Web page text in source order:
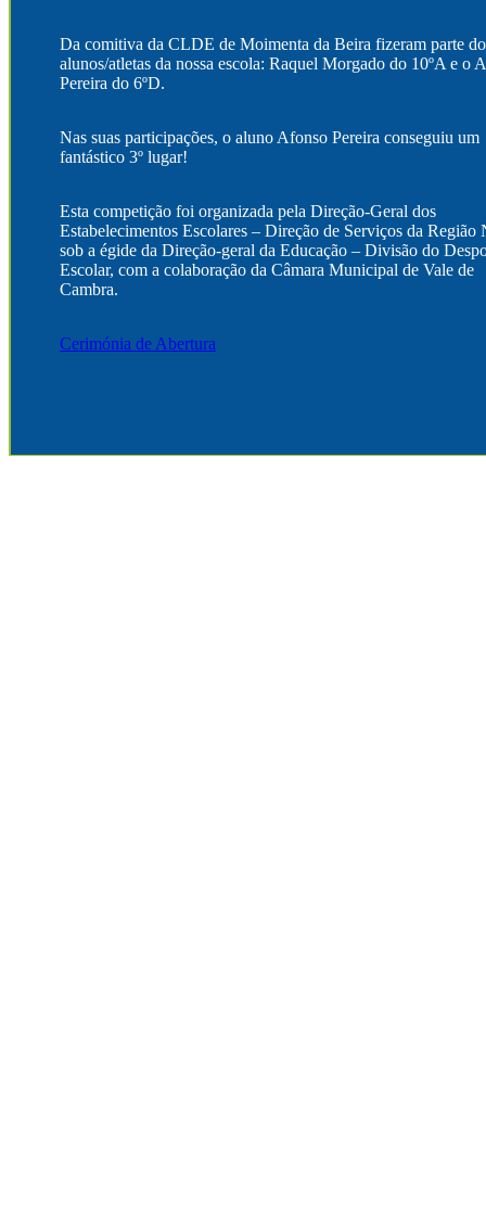
Da comitiva da CLDE de Moimenta da Beira fizeram parte
alunos/atletas da nossa escola: Raquel Morgado do 10ºA e o
Pereira do 6ºD.
Nas suas participações, o aluno Afonso Pereira conseguiu um
fantástico 3º lugar!
Esta competição foi organizada pela Direção-Geral dos
Estabelecimentos Escolares – Direção de Serviços da Região
sob a égide da Direção-geral da Educação – Divisão do
Escolar, com a colaboração da Câmara Municipal de Vale de
Cambra.
Cerimónia de Abertura